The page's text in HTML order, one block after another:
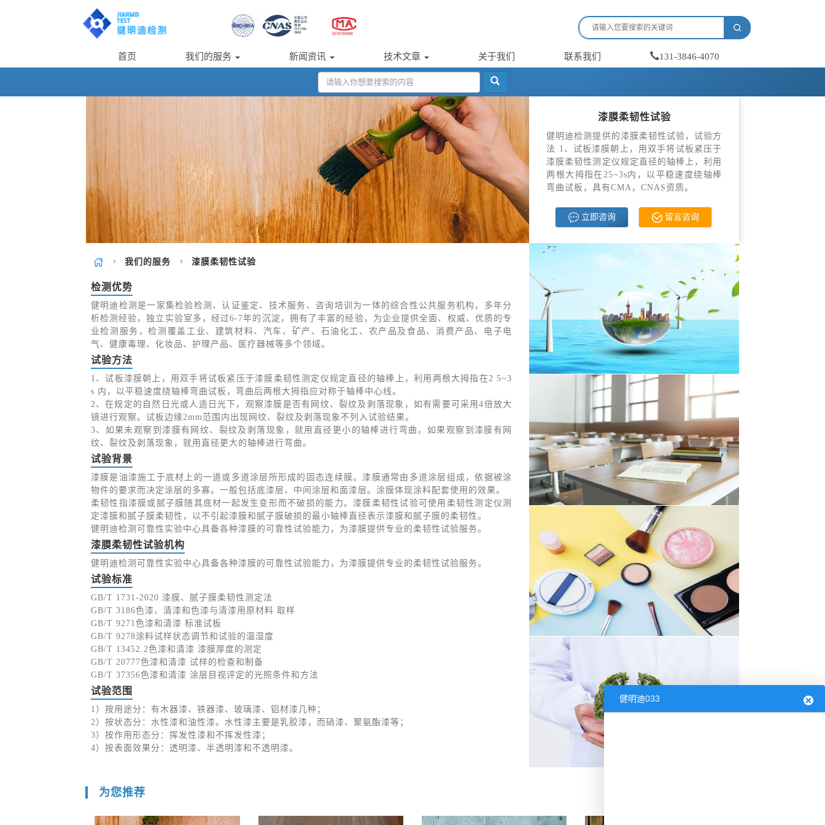
首页 我们的服务 新闻资讯 技术文章 关于我们 联系我们 131-3846-4070
我们的服务 漆膜柔韧性试验
检测优势
健明迪检测是一家集检验检测、认证鉴定、技术服务、咨询培训为一体的综合性公共服务机构，多年分
析检测经验，独立实验室多，经过6-7年的沉淀，拥有了丰富的经验，为企业提供全面、权威、优质的专
业检测服务，检测覆盖工业、建筑材料、汽车、矿产、石油化工、农产品及食品、消费产品、电子电
气、健康毒理、化妆品、护理产品、医疗器械等多个领域。
试验方法
1、试板漆膜朝上，用双手将试板紧压于漆膜柔韧性测定仪规定直径的轴棒上，利用两根大拇指在2 5~3
s 内，以平稳速度绕轴棒弯曲试板，弯曲后两根大拇指应对称于轴棒中心线。
2、在规定的自然日光或人造日光下，观察漆膜是否有网纹、裂纹及剥落现象，如有需要可采用4倍放大
镜进行观察。试板边缘2mm范围内出现网纹、裂纹及剥落现象不列入试验结果。
3、如果未观察到漆膜有网纹、裂纹及剥落现象，就用直径更小的轴棒进行弯曲，如果观察到漆膜有网
纹、裂纹及剥落现象，就用直径更大的轴棒进行弯曲。
试验背景
漆膜是油漆施工于底材上的一道或多道涂层所形成的固态连续膜。漆膜通常由多道涂层组成，依据被涂
物件的要求而决定涂层的多寡。一般包括底漆层、中间涂层和面漆层。涂膜体现涂料配套使用的效果。
柔韧性指漆膜或腻子膜随其底材一起发生变形而不破损的能力。漆膜柔韧性试验可使用柔韧性测定仪测
定漆膜和腻子膜柔韧性，以不引起漆膜和腻子膜破损的最小轴棒直径表示漆膜和腻子膜的柔韧性。
健明迪检测可靠性实验中心具备各种漆膜的可靠性试验能力，为漆膜提供专业的柔韧性试验服务。
漆膜柔韧性试验机构
健明迪检测可靠性实验中心具备各种漆膜的可靠性试验能力，为漆膜提供专业的柔韧性试验服务。
试验标准
GB/T 1731-2020 漆膜、腻子膜柔韧性测定法
GB/T 3186色漆、清漆和色漆与清漆用原材料 取样
GB/T 9271色漆和清漆 标准试板
GB/T 9278涂料试样状态调节和试验的温湿度
GB/T 13452.2色漆和清漆 漆膜厚度的测定
GB/T 20777色漆和清漆 试样的检查和制备
GB/T 37356色漆和清漆 涂层目视评定的光照条件和方法
试验范围
1）按用途分：有木器漆、铁器漆、玻璃漆、铝材漆几种；
2）按状态分：水性漆和油性漆。水性漆主要是乳胶漆，而硝漆、聚氨酯漆等；
3）按作用形态分：挥发性漆和不挥发性漆；
4）按表面效果分：透明漆、半透明漆和不透明漆。
漆膜柔韧性试验
健明迪检测提供的漆膜柔韧性试验，试验方
法 1、试板漆膜朝上，用双手将试板紧压于
漆膜柔韧性测定仪规定直径的轴棒上，利用
两根大拇指在25~3s内，以平稳速度绕轴棒
弯曲试板，具有CMA，CNAS资质。
立即咨询 留言咨询
为您推荐